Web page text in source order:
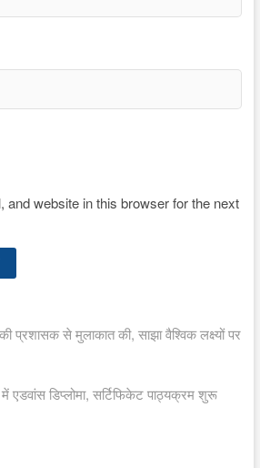
and website in this browser for the next
प्रशासक से मुलाकात की, साझा वैश्विक लक्ष्यों पर
में एडवांस डिप्लोमा, सर्टिफिकेट पाठ्यक्रम शुरू